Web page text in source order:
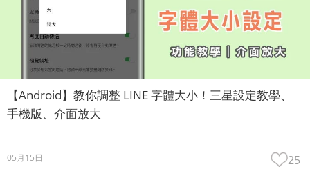
【Android】教你調整 LINE 字體大小！三星設定教學、
手機版、介面放大
05月15日 25